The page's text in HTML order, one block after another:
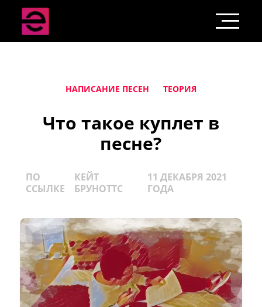
НАПИСАНИЕ ПЕСЕН ТЕОРИЯ
Что такое куплет в
песне?
ПО
ССЫЛКЕ
КЕЙТ
БРУНОТТС
11 ДЕКАБРЯ 2021
ГОДА